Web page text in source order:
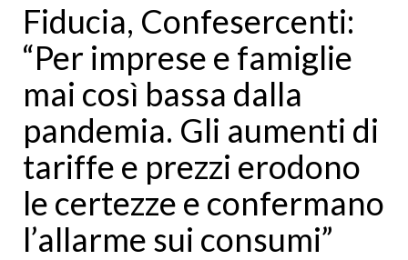
Fiducia, Confesercenti:
“Per imprese e famiglie
mai così bassa dalla
pandemia. Gli aumenti di
tariffe e prezzi erodono
le certezze e confermano
l’allarme sui consumi”